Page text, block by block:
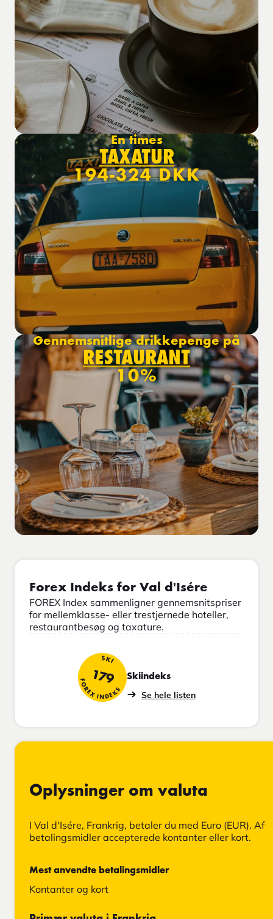
En times
TAXATUR
194-324 DKK
Gennemsnitlige drikkepenge på
RESTAURANT
10%
Forex Indeks for Val d'Isére
FOREX Index sammenligner gennemsnitspriser
for mellemklasse- eller trestjernede hoteller,
restaurantbesøg og taxature.
SKI
179
FOREX INDEKS Skiindeks
Se hele listen
Oplysninger om valuta
I Val d'Isére, Frankrig, betaler du med Euro (EUR). Af
betalingsmidler accepterede kontanter eller kort.
Mest anvendte betalingsmidler
Kontanter og kort